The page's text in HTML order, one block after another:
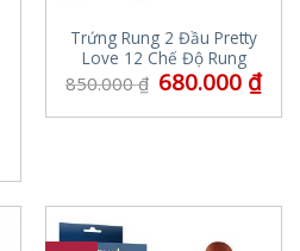
Trứng Rung 2 Đầu Pretty
Love 12 Chế Độ Rung
850.000₫ 680.000 ₫